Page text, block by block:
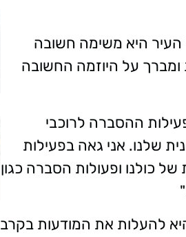
העיר היא משימה חשובה
ומברך על היוזמה החשובה
ההסברה לרוכבי
שלנו. אני גאה בפעילות
כולנו ופעולות הסברה כגון
להעלות את המודעות בקרב